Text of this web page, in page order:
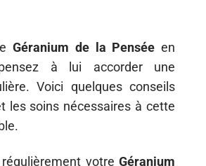
Géranium de la Pensée en
à lui accorder une
Voici quelques conseils
les soins nécessaires à cette
votre Géranium